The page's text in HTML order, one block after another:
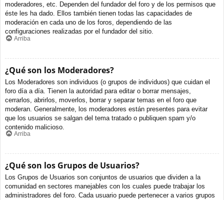
moderadores, etc. Dependen del fundador del foro y de los permisos que
éste les ha dado. Ellos también tienen todas las capacidades de
moderación en cada uno de los foros, dependiendo de las
configuraciones realizadas por el fundador del sitio.
Arriba
¿Qué son los Moderadores?
Los Moderadores son individuos (o grupos de individuos) que cuidan el
foro día a día. Tienen la autoridad para editar o borrar mensajes,
cerrarlos, abrirlos, moverlos, borrar y separar temas en el foro que
moderan. Generalmente, los moderadores están presentes para evitar
que los usuarios se salgan del tema tratado o publiquen spam y/o
contenido malicioso.
Arriba
¿Qué son los Grupos de Usuarios?
Los Grupos de Usuarios son conjuntos de usuarios que dividen a la
comunidad en sectores manejables con los cuales puede trabajar los
administradores del foro. Cada usuario puede pertenecer a varios grupos